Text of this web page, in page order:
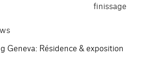
finissage
Geneva: Résidence & exposition